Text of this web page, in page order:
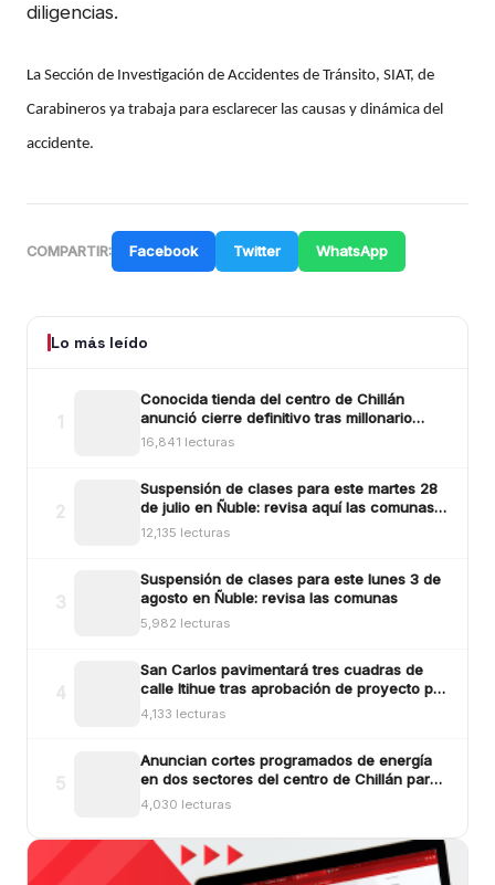
diligencias.
La Sección de Investigación de Accidentes de Tránsito, SIAT, de
Carabineros ya trabaja para esclarecer las causas y dinámica del
accidente.
COMPARTIR: Facebook Twitter WhatsApp
Lo más leído
Conocida tienda del centro de Chillán
anunció cierre definitivo tras millonario
robo ocurrido la madrugada del reciente
lunes
16,841 lecturas
Suspensión de clases para este martes 28
de julio en Ñuble: revisa aquí las comunas y
sectores
12,135 lecturas
Suspensión de clases para este lunes 3 de
agosto en Ñuble: revisa las comunas
5,982 lecturas
San Carlos pavimentará tres cuadras de
calle Itihue tras aprobación de proyecto por
más de $554 millones
4,133 lecturas
Anuncian cortes programados de energía
en dos sectores del centro de Chillán para
este viernes
4,030 lecturas